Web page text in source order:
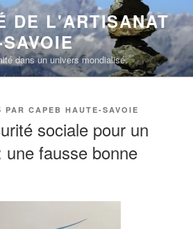
DE L'ARTISANAT
dans un univers mondialisé.
PAR CAPEB HAUTE-SAVOIE
sociale pour un
une fausse bonne